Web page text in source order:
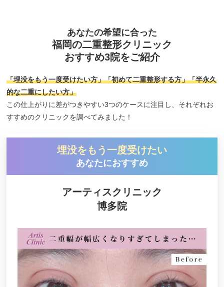
水の森美容クリニック福岡院
福岡TAクリニック
福嶋美容外科クリニック
クララ美容皮膚科 福岡天神院
博多天神スキンクリニック
男たちの美容外科 福岡院
A CLINIC 福岡
まさあき耳鼻咽喉科と美容のクリニック
DESIGN LABO SURGERY（デザインラボ サージ
ビスポーククリニック
湘南美容外科福岡院
清美会クリニック
あなたの希望に合った
福岡の二重整形クリニック
おすすめ3院をご紹介
「埋没をもう一度受けたい方」「初めて二重整形する方」「半永久
的な二重にしたい方」
この仕上がりに差がつきやすい3つのケースに注目し、それぞれお
すすめのクリニックを調べてみました！
埋没をもう一度受けたい
あなたにおすすめ
アーティスクリニック
博多院